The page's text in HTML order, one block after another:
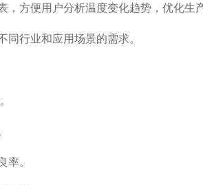
方便用户分析温度变化趋势，优化生
行业和应用场景的需求。
率。